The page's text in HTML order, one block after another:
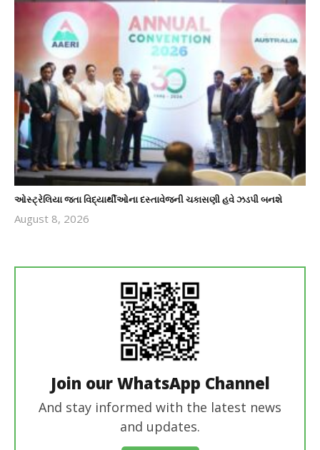
ઓસ્ટ્રેલિયા જતા વિદ્યાર્થીઓના દસ્તાવેજની ચકાસણી હવે ઝડપી બનશે
August 8, 2026
Join our WhatsApp Channel
And stay informed with the latest news
and updates.